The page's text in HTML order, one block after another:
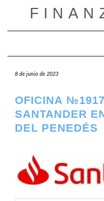
8 de junio de 2023
OFICINA
SANTANDER
DEL PENEDÉS